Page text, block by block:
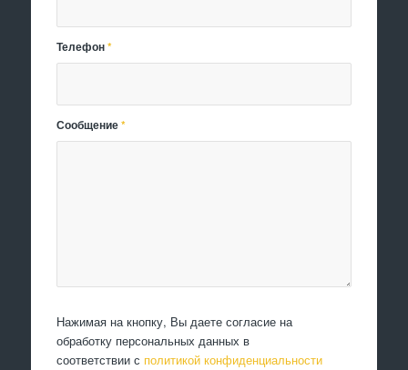
Телефон*
Сообщение*
Нажимая на кнопку, Вы даете согласие на
обработку персональных данных в
соответствии с политикой конфиденциальности